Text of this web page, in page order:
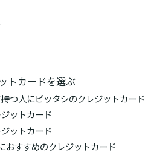
トカードを選ぶ
つ人にピッタシのクレジットカード
ットカード
ットカード
おすすめのクレジットカード